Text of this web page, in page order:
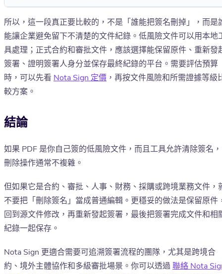
所以，這一段真正要比較的，不是「誰能把簽名刪掉」，而是
能讓企業避免留下不清楚的文件紀錄。低風險文件可以用本地
具處理；正式合約和審批文件，應該選擇能保留原件、重新發
簽署、證明簽署人身分並保存最終紀錄的平台。需要評估預算
時，可以先看 Nota Sign 定價 ，再按文件風險和所需證據等級
較方案。
結論
如果 PDF 是你自己簽的低風險文件，而且工具允許清除簽名，
刪除操作通常不複雜。
但如果它是合約、審批、人事、財務、採購或跨境業務文件，
不要把「刪除簽名」當成普通編輯。更穩妥的做法是保留原件
回到源文件修改，再重新發起簽署，最後把簽署完成文件和相
紀錄一起保存。
Nota Sign 更適合需要可追溯簽署流程的團隊，尤其是跨境合
約、境外主體協作和多級審批場景。你可以透過聯絡 Nota